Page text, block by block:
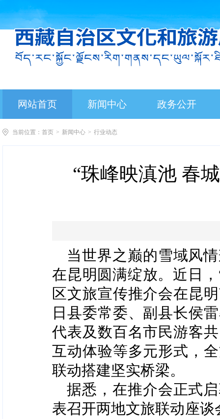
网站首页 新闻中心 政务公开
当前位置： 首页 > 新闻中心 > 行业动态
“珠峰映滇池 春
当世界之巅的雪域风
在昆明圆满绽放。近日
区文旅宣传推介会在昆
日县委常委、副县长侯
代表及数百名市民游客
互动体验等多元形式，
联动搭建坚实桥梁。
据悉，在推介会正式
表召开两地文旅联动座